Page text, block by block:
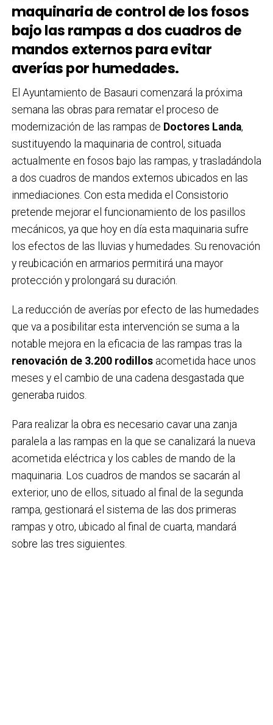
maquinaria de control de los fosos
bajo las rampas a dos cuadros de
mandos externos para evitar
averías por humedades.
El Ayuntamiento de Basauri comenzará la próxima
semana las obras para rematar el proceso de
modernización de las rampas de Doctores Landa,
sustituyendo la maquinaria de control, situada
actualmente en fosos bajo las rampas, y trasladándola
a dos cuadros de mandos externos ubicados en las
inmediaciones. Con esta medida el Consistorio
pretende mejorar el funcionamiento de los pasillos
mecánicos, ya que hoy en día esta maquinaria sufre
los efectos de las lluvias y humedades. Su renovación
y reubicación en armarios permitirá una mayor
protección y prolongará su duración.
La reducción de averías por efecto de las humedades
que va a posibilitar esta intervención se suma a la
notable mejora en la eficacia de las rampas tras la
renovación de 3.200 rodillosacometida hace unos
meses y el cambio de una cadena desgastada que
generaba ruidos.
Para realizar la obra es necesario cavar una zanja
paralela a las rampas en la que se canalizará la nueva
acometida eléctrica y los cables de mando de la
maquinaria. Los cuadros de mandos se sacarán al
exterior, uno de ellos, situado al final de la segunda
rampa, gestionará el sistema de las dos primeras
rampas y otro, ubicado al final de cuarta, mandará
sobre las tres siguientes.